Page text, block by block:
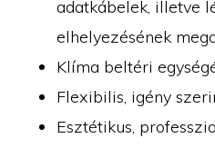
adatkábelek, illetve
elhelyezésének
Klíma beltéri
Flexibilis, igény
Esztétikus,